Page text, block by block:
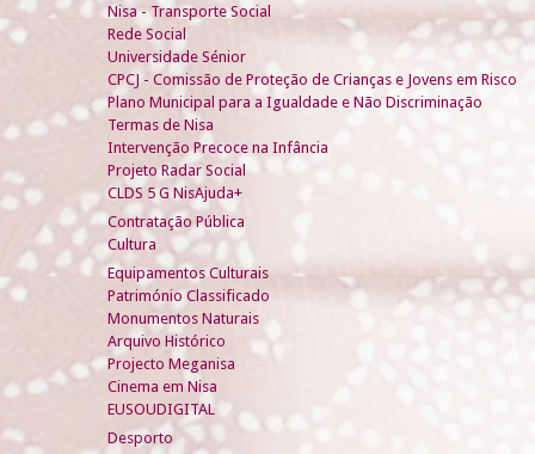
Nisa - Transporte Social
Rede Social
Universidade Sénior
CPCJ - Comissão de Proteção de Crianças e Jovens em Risco
Plano Municipal para a Igualdade e Não Discriminação
Termas de Nisa
Intervenção Precoce na Infância
Projeto Radar Social
CLDS 5 G NisAjuda+
Contratação Pública
Cultura
Equipamentos Culturais
Património Classificado
Monumentos Naturais
Arquivo Histórico
Projecto Meganisa
Cinema em Nisa
EUSOUDIGITAL
Desporto